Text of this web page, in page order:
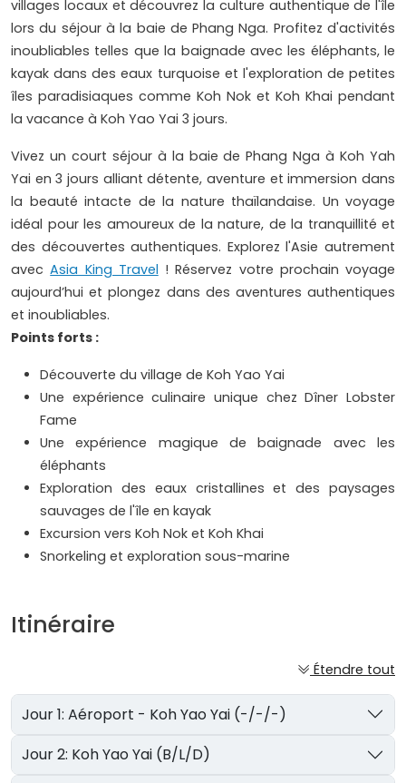
villages locaux et découvrez la culture authentique de l'île
lors du séjour à la baie de Phang Nga. Profitez d'activités
inoubliables telles que la baignade avec les éléphants, le
kayak dans des eaux turquoise et l'exploration de petites
îles paradisiaques comme Koh Nok et Koh Khai pendant
la vacance à Koh Yao Yai 3 jours.
Vivez un court séjour à la baie de Phang Nga à Koh Yah
Yai en 3 jours alliant détente, aventure et immersion dans
la beauté intacte de la nature thaïlandaise. Un voyage
idéal pour les amoureux de la nature, de la tranquillité et
des découvertes authentiques. Explorez l'Asie autrement
avecAsia King Travel ! Réservez votre prochain voyage
aujourd’hui et plongez dans des aventures authentiques
et inoubliables.
Points forts :
Découverte du village de Koh Yao Yai
Une expérience culinaire unique chez Dîner Lobster
Fame
Une expérience magique de baignade avec les
éléphants
Exploration des eaux cristallines et des paysages
sauvages de l'île en kayak
Excursion vers Koh Nok et Koh Khai
Snorkeling et exploration sous-marine
Itinéraire
Étendre tout
Jour 1: Aéroport - Koh Yao Yai (-/-/-)
Jour 2: Koh Yao Yai (B/L/D)